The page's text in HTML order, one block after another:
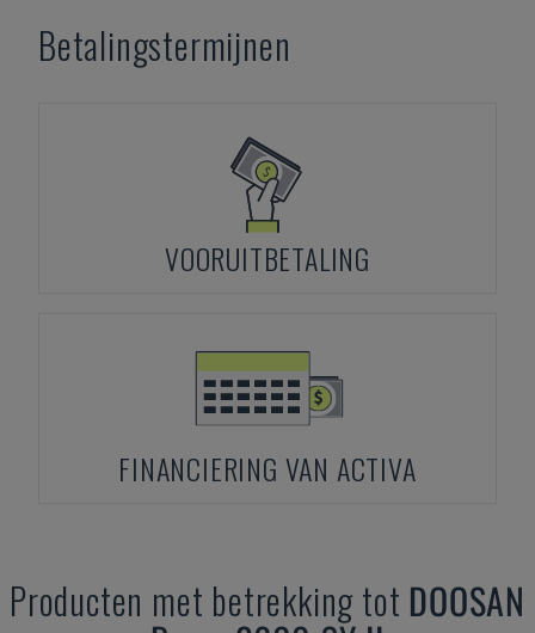
Betalingstermijnen
VOORUITBETALING
FINANCIERING VAN ACTIVA
Producten met betrekking tot DOOSAN